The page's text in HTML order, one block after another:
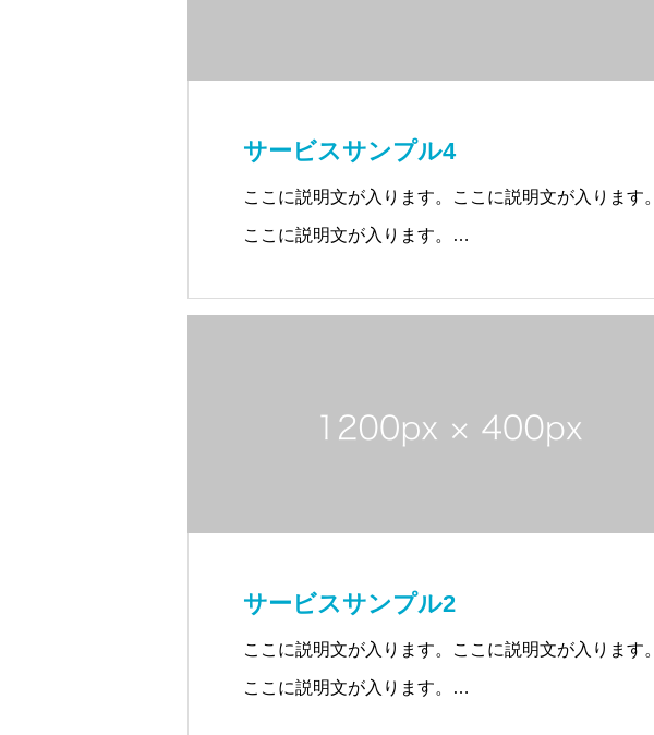
サービスサンプル4
ここに説明文が入ります。ここに説明文が入ります。
ここに説明文が入ります。
サービスサンプル2
ここに説明文が入ります。ここに説明文が入ります。
ここに説明文が入ります。